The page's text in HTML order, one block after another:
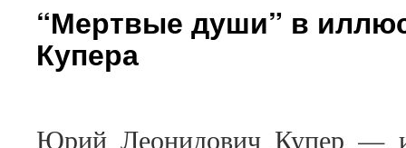
“Мертвые души” в
Купера
Юрий Леонидович Купер —